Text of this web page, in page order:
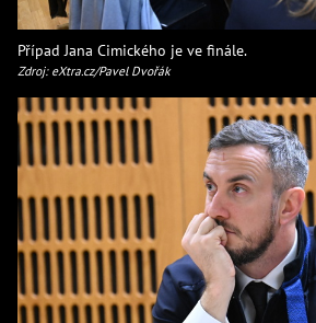
Případ Jana Cimického je ve finále.
Zdroj: eXtra.cz/Pavel Dvořák